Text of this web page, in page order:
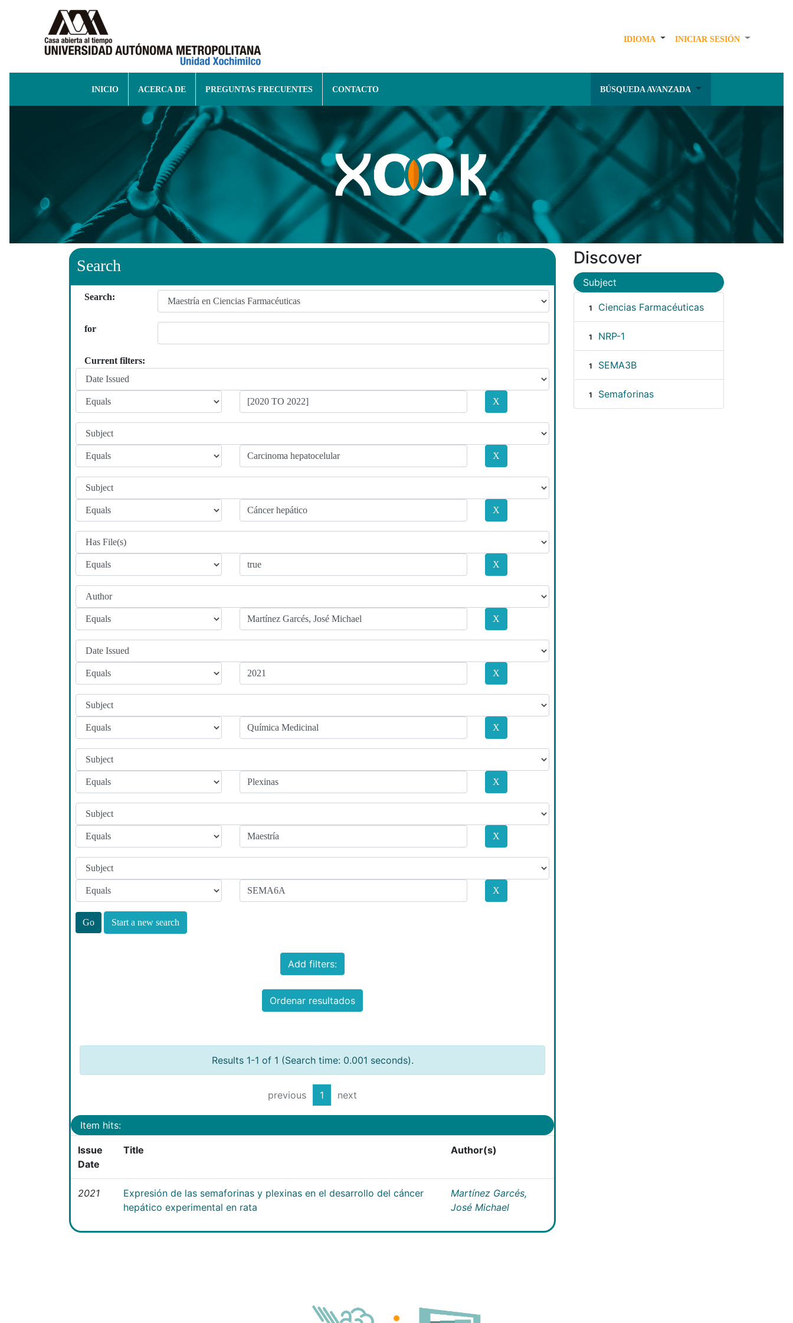
IDIOMA INICIAR SESIÓN
INICIO ACERCA DE PREGUNTAS FRECUENTES CONTACTO BÚSQUEDA AVANZADA
Search
Search:
for
Current filters:
Start a new search
Add filters:
Ordenar resultados
Results 1-1 of 1 (Search time: 0.001 seconds).
previous 1 next
Item hits:
Issue
Date
Title Author(s)
2021
Expresión de las semaforinas y plexinas en el desarrollo del cáncer
hepático experimental en rata
Martínez Garcés,
José Michael
Discover
Subject
1 Ciencias Farmacéuticas
1 NRP-1
1 SEMA3B
1 Semaforinas